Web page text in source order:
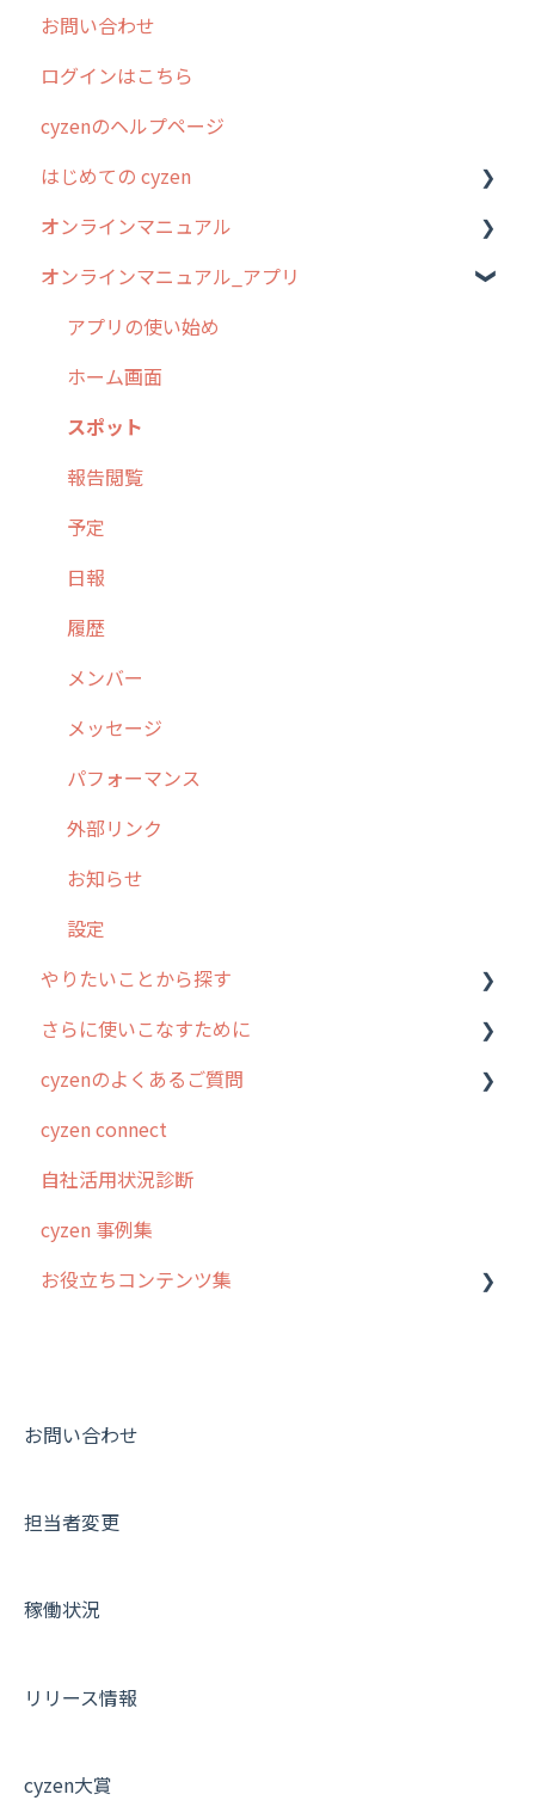
2025年のリリース情報
2024年のリリース情報
2023年のリリース情報
過去のリリース
2019年までのリリース情報
お客様の声を実現しました
お問い合わせ
ログインはこちら
cyzenのヘルプページ
はじめての cyzen
0. はじめてのcyzenの使い方
1. cyzenについて知ろう
2. 主要機能の概要
3. cyzenの位置情報取得について
4. cyzen利用前の準備：システム管理者編
5. 基本的な使い方：システム管理者編
6. 基本的な使い方：ユーザー編
7. 初心者向けよくある質問集
8. 用語集
9. もっと便利に利用するための設定
10.ユーザー向けおすすめの使い方
【業界業種別】cyzen設定方法
オンラインマニュアル
管理サイトの使い始め
ユーザー・グループ管理
行動管理
予定管理
スポット
ステータス・主観
報告書・行動種別
勤怠管理
活動通知
パフォーマンス
帳票出力
メッセージ・ファイル添付
商品
各種設定・その他
オンラインマニュアル_アプリ
アプリの使い始め
ホーム画面
スポット
報告閲覧
予定
日報
履歴
メンバー
メッセージ
パフォーマンス
外部リンク
お知らせ
設定
やりたいことから探す
行動管理
勤怠管理
予定管理
スポット
ステータス・主観
報告書・行動種別
活動通知
商品
さらに使いこなすために
はじめに
スポット・ステータス関連オプション
交通費自動計算
安全走行支援
写真管理・高画質化
その他オプション
契約・その他
cyzenのよくあるご質問
ログインについて
グループ・ユーザーについて
GPS・位置情報 について
ルート自動記録 について
報告書について
メンバー画面について
その他よくある質問
cyzen connect
自社活用状況診断
cyzen 事例集
お役立ちコンテンツ集
動画集：共通
お問い合わせ
担当者変更
稼働状況
リリース情報
cyzen大賞